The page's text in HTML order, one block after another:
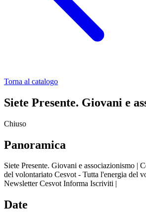
Torna al catalogo
Siete Presente. Giovani e
Chiuso
Panoramica
Siete Presente. Giovani e associazionismo |
del volontariato Cesvot - Tutta l'energia del
Newsletter Cesvot Informa Iscriviti |
Date